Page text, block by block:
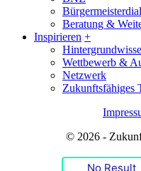
Beratung &
Inspirieren +
Wettbewerb &
Netzwerk
Zukunftsfähiges
© 2026 -
No Result